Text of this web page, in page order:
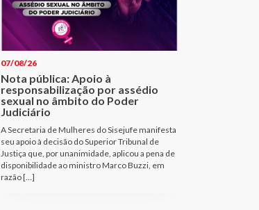
07/08/26
Nota pública: Apoio à
responsabilização por assédio
sexual no âmbito do Poder
Judiciário
A Secretaria de Mulheres do Sisejufe manifesta
seu apoio à decisão do Superior Tribunal de
Justiça que, por unanimidade, aplicou a pena de
disponibilidade ao ministro Marco Buzzi, em
razão […]